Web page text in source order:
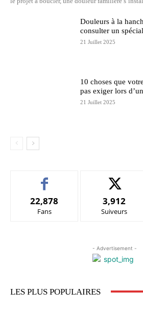
Douleurs à la
consulter un
21 Juillet 2025
10 choses que
pas exiger lors
21 Juillet 2025
22,878
Fans
3,912
Suiveurs
- Advertisement -
LES PLUS POPULAIRES